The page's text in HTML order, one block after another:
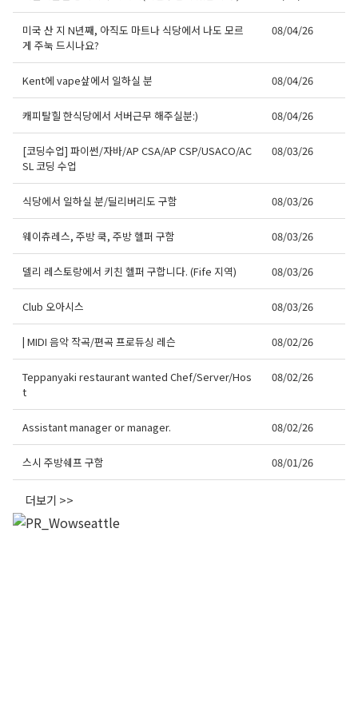
미국 산 지 N년째, 아직도 마트나 식당에서 나도 모르
게 주눅 드시나요?
08/04/26
Kent에 vape샆에서 일하실 분 08/04/26
캐피탈힐 한식당에서 서버근무 해주실분:) 08/04/26
[코딩수업] 파이썬/자바/AP CSA/AP CSP/USACO/AC
SL 코딩 수업
08/03/26
식당에서 일하실 분/딜리버리도 구함 08/03/26
웨이츄레스, 주방 쿡, 주방 헬퍼 구함 08/03/26
델리 레스토랑에서 키친 헬퍼 구합니다. (Fife 지역) 08/03/26
Club 오아시스 08/03/26
| MIDI 음악 작곡/편곡 프로듀싱 레슨 08/02/26
Teppanyaki restaurant wanted Chef/Server/Hos
t
08/02/26
Assistant manager or manager. 08/02/26
스시 주방쉐프 구함 08/01/26
더보기 >>